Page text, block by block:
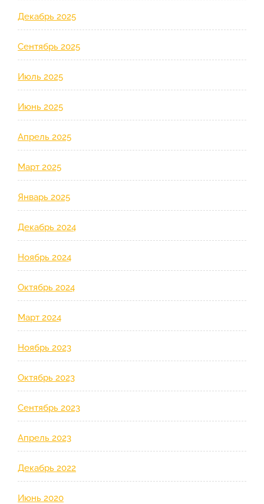
Декабрь 2025
Сентябрь 2025
Июль 2025
Июнь 2025
Апрель 2025
Март 2025
Январь 2025
Декабрь 2024
Ноябрь 2024
Октябрь 2024
Март 2024
Ноябрь 2023
Октябрь 2023
Сентябрь 2023
Апрель 2023
Декабрь 2022
Июнь 2020